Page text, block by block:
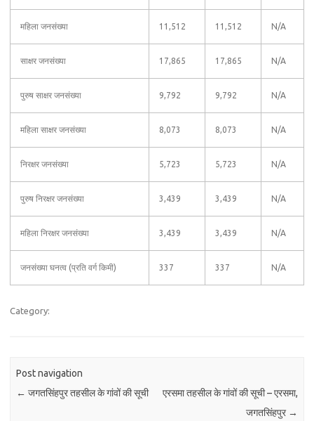
महिला जनसंख्या 11,512 11,512 N/A
साक्षर जनसंख्या 17,865 17,865 N/A
पुरुष साक्षर जनसंख्या 9,792 9,792 N/A
महिला साक्षर जनसंख्या 8,073 8,073 N/A
निरक्षर जनसंख्या 5,723 5,723 N/A
पुरुष निरक्षर जनसंख्या 3,439 3,439 N/A
महिला निरक्षर जनसंख्या 3,439 3,439 N/A
जनसंख्या घनत्व (प्रति वर्ग किमी) 337 337 N/A
Category:
Post navigation
← जगतसिंहपुर तहसील के गांवों की सूची
एरसमा तहसील के गांवों की सूची – एरसमा,
जगतसिंहपुर →